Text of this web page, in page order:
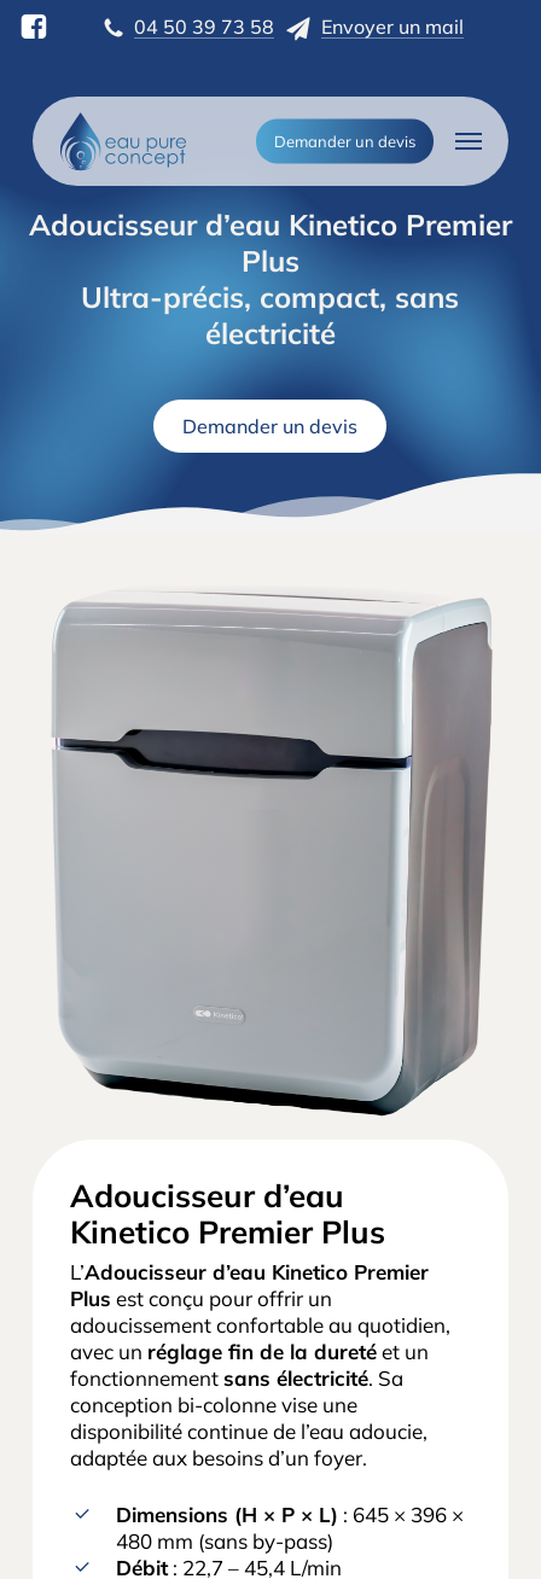
04 50 39 73 58 Envoyer un mail
Skip
content
Demander un devis Menu
Adoucisseur d’eau Kinetico Premier
Plus
Ultra-précis, compact, sans
électricité
Demander un devis
Adoucisseur d’eau
Kinetico Premier Plus
L’Adoucisseur d’eau Kinetico Premier
Plus est conçu pour offrir un
adoucissement confortable au quotidien,
avec un réglage fin de la duretéet un
fonctionnementsans électricité. Sa
conception bi-colonne vise une
disponibilité continue de l’eau adoucie,
adaptée aux besoins d’un foyer.
Dimensions (H × P × L) : 645 × 396 ×
480 mm (sans by-pass)
Débit: 22,7 – 45,4 L/min